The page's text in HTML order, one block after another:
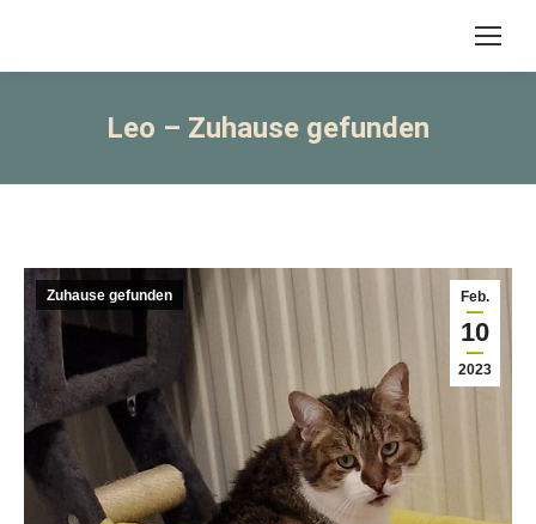
Leo – Zuhause gefunden
Feb.
10
2023
Zuhause gefunden